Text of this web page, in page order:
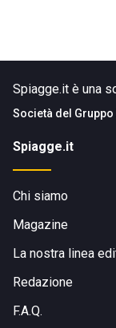
Spiagge.it è una
Società del
Spiagge.it
Chi siamo
Magazine
La nostra linea
Redazione
F.A.Q.